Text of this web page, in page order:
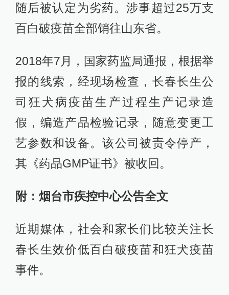
随后被认定为劣药。涉事超过25万支
百白破疫苗全部销往山东省。
2018年7月，国家药监局通报，根据举
报的线索，经现场检查，长春长生公
司狂犬病疫苗生产过程生产记录造
假，编造产品检验记录，随意变更工
艺参数和设备。该公司被责令停产，
其《药品GMP证书》被收回。
附：烟台市疾控中心公告全文
近期媒体，社会和家长们比较关注长
春长生效价低百白破疫苗和狂犬疫苗
事件。